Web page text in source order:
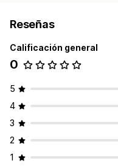
Reseñas
Calificación general
0
5
4
3
2
1